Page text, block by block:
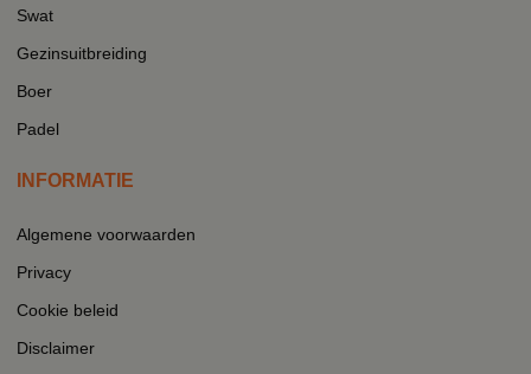
Swat
Gezinsuitbreiding
Boer
Padel
INFORMATIE
Algemene voorwaarden
Privacy
Cookie beleid
Disclaimer